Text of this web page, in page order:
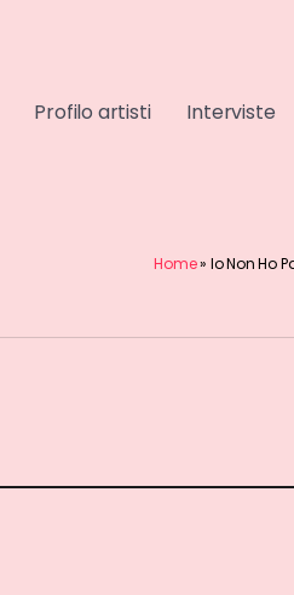
Profilo artisti Interviste
Home» Io Non Ho